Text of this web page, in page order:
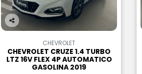
Co
rtil
he
CHEVROLET
CHEVROLET CRUZE 1.4 TURBO
LTZ 16V FLEX 4P AUTOMATICO
GASOLINA 2019